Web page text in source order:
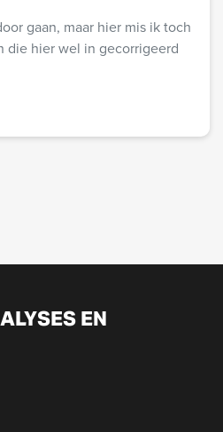
gaan, maar hier mis ik toch
die hier wel in gecorrigeerd
EN